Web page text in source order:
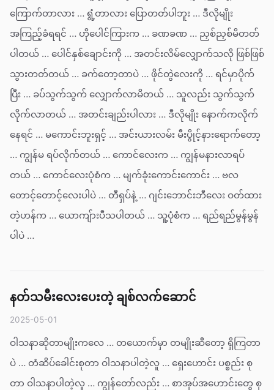
ကြောက်တာလား … ရွံ့တာလား ပြောတတ်ပါဘူး … ဒီလိုမျိုး
အကြည့်ခံရရင် … ဟိုပေါင်ကြားက … ခဏခဏ … ညှစ်ညှစ်မိတတ်
ပါတယ် … ပေါင်နှစ်ချောင်းကို … အတင်းလိမ်လျှောက်သလို ဖြစ်ဖြစ်
သွားတတ်တယ် … ခက်တော့တာပဲ … ဖိုင်တွဲလေးကို … ရင်မှာပိုက်
ပြီး … ခပ်သွက်သွက် လျှောက်လာမိတယ် … သူလည်း သွက်သွက်
လိုက်လာတယ် … အတင်းချည်းပါလား … ဒီလိုမျိုး နောက်ကလိုက်
နေရင် … မကောင်းဘူးရှင့် … အင်းယားလမ်း မီးပွိုင့်နားရောက်တော့
… ကျွန်မ ရပ်လိုက်တယ် … ကောင်လေးက … ကျွန်မနားလာရပ်
တယ် … ကောင်လေးပုံစံက … မျက်ခုံးကောင်းကောင်း … ဗလ
တောင့်တောင့်လေးပါပဲ … တီရှပ်နဲ့ … ဂျင်းဘောင်းဘီလေး ဝတ်ထား
တဲ့ဟန်က … ယောကျ်ားပီသပါတယ် … သူ့ပုံစံက … ရည်ရည်မွန်မွန်
ပါပဲ …
နတ်သမီးလေးပေးတဲ့ ချစ်လက်ဆောင်
2025-05-01
ဝါသနာဆိုတာမျိုးကလေ … တယောက်မှာ တမျိုးဆီတော့ ရှိကြတာ
ပဲ … တံဆိပ်ခေါင်းစုတာ ဝါသနာပါတဲ့လူ … ရှေးဟောင်း ပစ္စည်း စု
တာ ဝါသနာပါတဲ့လူ … ကျွန်တော်လည်း … စာအုပ်အဟောင်းတွေ စု